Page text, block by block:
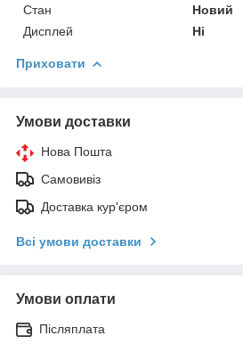
Стан
Новий
Дисплей
Ні
Приховати
Умови доставки
Нова Пошта
Самовивіз
Доставка кур'єром
Всі умови доставки
Умови оплати
Післяплата